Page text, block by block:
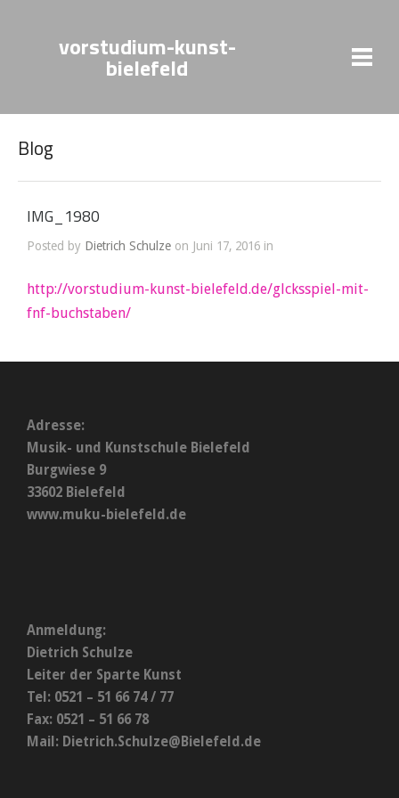
vorstudium-kunst-
bielefeld
Blog
IMG_1980
Posted by Dietrich Schulze on Juni 17, 2016 in
http://vorstudium-kunst-bielefeld.de/glcksspiel-mit-
fnf-buchstaben/
Adresse:
Musik- und Kunstschule Bielefeld
Burgwiese 9
33602 Bielefeld
www.muku-bielefeld.de
Anmeldung:
Dietrich Schulze
Leiter der Sparte Kunst
Tel: 0521 – 51 66 74 / 77
Fax: 0521 – 51 66 78
Mail: Dietrich.Schulze@Bielefeld.de